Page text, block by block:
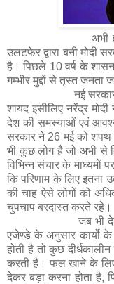
अभी हाल ही में
उलटफेर द्वारा बनी मोदी
है। पिछले 10 वर्ष के
गम्भीर मुद्दों से तृस्त जनता
नई सरकार जनता
शायद इसीलिए नरेंद्र
देश की समस्याओं एवं
सरकार ने 26 मई को शपथ
भी कुछ लोग है जो अभी से
विभिन्न संचार के माध्यमों
कि परिणाम के लिए इतना
की चाह ऐसे लोगों को
चुपचाप बरदास्त करते रहे।
जब भी देश में नई
एजेण्डे के अनुसार कार्यो के
होती है तो कुछ
करती है। फल खाने के लिए
देकर बड़ा करना होता